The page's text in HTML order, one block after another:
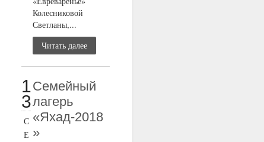
Колесниковой
Светланы,...
Читать далее
1
3
С
Е
Семейный
лагерь
«Яхад-2018
»